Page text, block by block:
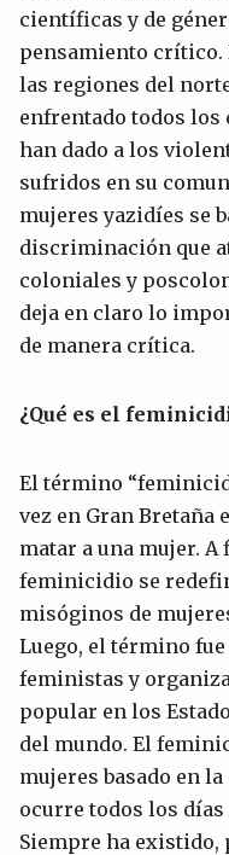
científicas y de
pensamiento crítico.
las regiones del
enfrentado todos los
han dado a los
sufridos en su
mujeres yazidíes se
discriminación que
coloniales y
deja en claro lo
de manera crítica.
¿Qué es el
El término
vez en Gran Bretaña
matar a una mujer.
feminicidio se
misóginos de
Luego, el término
feministas y
popular en los
del mundo. El
mujeres basado en
ocurre todos los
Siempre ha existido,